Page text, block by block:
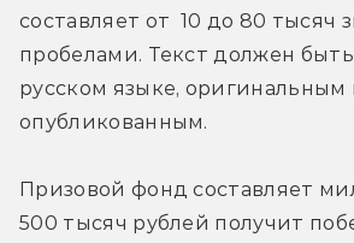
составляет от  10 до 80 тысяч
пробелами. Текст должен
русском языке, оригинальным
опубликованным.
Призовой фонд составляет
500 тысяч рублей получит